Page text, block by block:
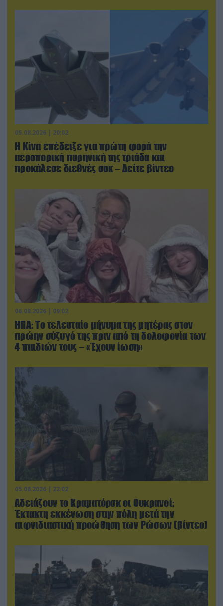
05.08.2026 | 20:02
Η Κίνα επέδειξε για πρώτη φορά την
αεροπορική πυρηνική της τριάδα και
προκάλεσε διεθνές σοκ – Δείτε βίντεο
06.08.2026 | 09:02
ΗΠΑ: Το τελευταίο μήνυμα της μητέρας στον
πρώην σύζυγό της πριν από τη δολοφονία των
4 παιδιών τους – «Έχουν ίωση»
05.08.2026 | 22:02
Αδειάζουν το Κραματόρσκ οι Ουκρανοί:
Έκτακτη εκκένωση στην πόλη μετά την
αιφνιδιαστική προώθηση των Ρώσων (βίντεο)